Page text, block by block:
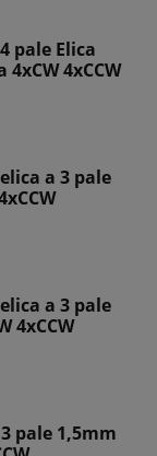
pale Elica
4xCCW
a 3 pale
a 3 pale
4xCCW
pale 1,5mm